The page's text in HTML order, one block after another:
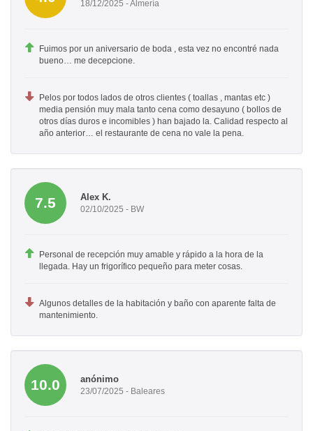
18/12/2025 - Almería
Fuimos por un aniversario de boda , esta vez no encontré nada
bueno… me decepcione.
Pelos por todos lados de otros clientes ( toallas , mantas etc )
media pensión muy mala tanto cena como desayuno ( bollos de
otros días duros e incomibles ) han bajado la. Calidad respecto al
año anterior… el restaurante de cena no vale la pena.
7.5 Alex K.
02/10/2025 - BW
Personal de recepción muy amable y rápido a la hora de la
llegada. Hay un frigorífico pequeño para meter cosas.
Algunos detalles de la habitación y baño con aparente falta de
mantenimiento.
10.0 anónimo
23/07/2025 - Baleares